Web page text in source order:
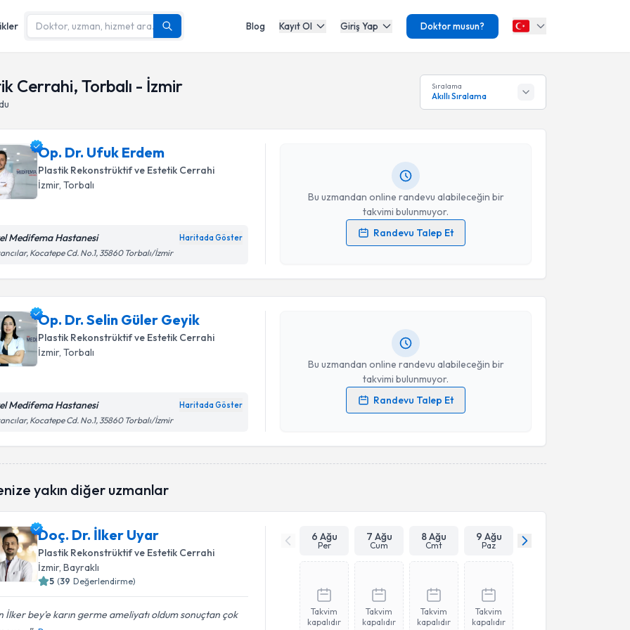
Blog Kayıt Ol Giriş Yap Doktor musun?
Cerrahi, Torbalı - İzmir Sıralama
Akıllı Sıralama
Op. Dr. Ufuk Erdem
Plastik Rekonstrüktif ve Estetik Cerrahi
İzmir,Torbalı
Medifema Hastanesi Haritada Göster
Kocatepe Cd. No.1, 35860 Torbalı/İzmir
Bu uzmandan online randevu alabileceğin bir
takvimi bulunmuyor.
Randevu Talep Et
Kişisel verilerimin işlenmesine ilişkinAydınlatma Metni
işlenmesini kabul ediyorum.
Op. Dr. Selin Güler Geyik
Plastik Rekonstrüktif ve Estetik Cerrahi
İzmir,Torbalı
Medifema Hastanesi Haritada Göster
Kocatepe Cd. No.1, 35860 Torbalı/İzmir
Bu uzmandan online randevu alabileceğin bir
takvimi bulunmuyor.
Randevu Talep Et
Randevu Takvimi Talebi
Kişisel verilerimin işlenmesine ilişkinAydınlatma Metni
işlenmesini kabul ediyorum.
yakın diğer uzmanlar
Doç. Dr. İlker Uyar
Plastik Rekonstrüktif ve Estetik Cerrahi
İzmir,Bayraklı
5 (39 Değerlendirme)
İlker bey'e karın germe ameliyatı oldum sonuçtan çok
6 Ağu
Per
7 Ağu
Cum
8 Ağu
Cmt
9 Ağu
Paz
Takvim
kapalıdır
Takvim
kapalıdır
Takvim
kapalıdır
Takvim
kapalıdır